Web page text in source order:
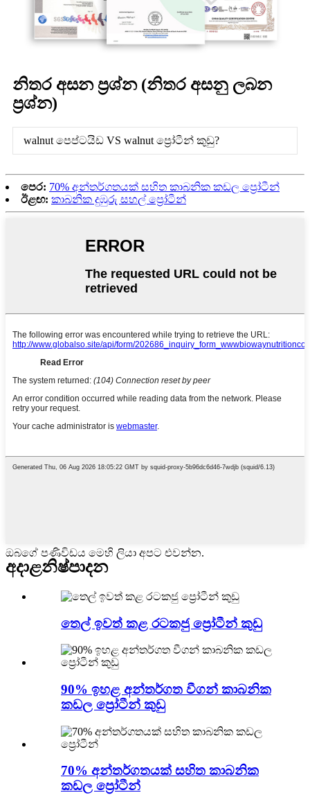
නිතර අසන ප්‍රශ්න (නිතර අසනු ලබන
ප්‍රශ්න)
walnut පෙප්ටයිඩ VS walnut ප්‍රෝටීන් කුඩු?
පෙර: 70% අන්තර්ගතයක් සහිත කාබනික කඩල ප්‍රෝටීන්
ඊළඟ: කාබනික දුඹුරු සහල් ප්‍රෝටීන්
ඔබගේ පණිවිඩය මෙහි ලියා අපට එවන්න.
අදාළනිෂ්පාදන
තෙල් ඉවත් කළ රටකජු ප්‍රෝටීන් කුඩු
90% ඉහළ අන්තර්ගත වීගන් කාබනික
කඩල ප්‍රෝටීන් කුඩු
70% අන්තර්ගතයක් සහිත කාබනික
කඩල ප්‍රෝටීන්